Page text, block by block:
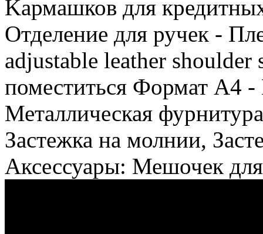
Kармашков для
Отделение для ручек -
adjustable leather
поместиться Формат А4 -
Металлическая
Застежка на молнии,
Аксессуары: Мешочек